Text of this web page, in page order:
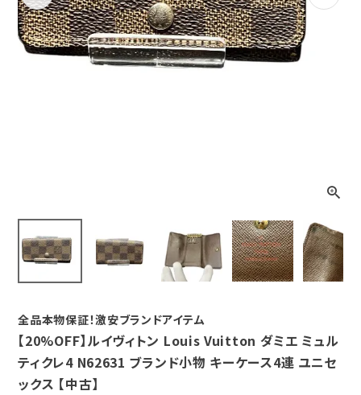
Previous Next
全品本物保証！激安ブランドアイテム
【20%OFF】ルイヴィトン Louis Vuitton ダミエ ミュル
ティクレ4 N62631 ブランド小物 キーケース4連 ユニセ
ックス 【中古】